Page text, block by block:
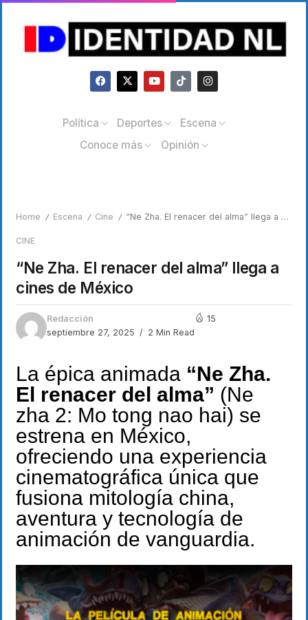
Política Deportes
Escena
Conoce más
Opinión
Home / Escena / Cine / “Ne Zha. El renacer del alma” llega a cines de México
CINE
“Ne Zha. El renacer del alma” llega a
cines de México
Redacción
septiembre 27, 2025
2 Min Read
15
La épica animada “Ne Zha.
El renacer del alma” (Ne
zha 2: Mo tong nao hai) se
estrena en México,
ofreciendo una experiencia
cinematográfica única que
fusiona mitología china,
aventura y tecnología de
animación de vanguardia.